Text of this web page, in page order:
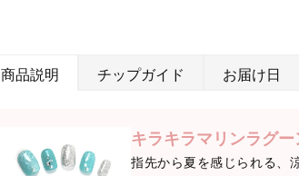
商品説明 チップガイド お届け日
キラキラマリンラグ
指先から夏を感じられる、